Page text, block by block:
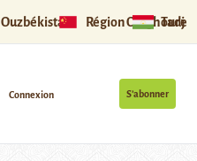
Ouzbékistan Région Ouïghoure
S’abonner
Connexion